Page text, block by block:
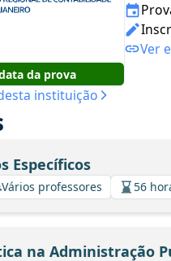
da prova
instituição
Ver
Específicos
Vários professores 56
na Administração